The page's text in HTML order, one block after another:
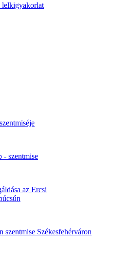
lelkigyakorlat
- szentmise
az Ercsi
szentmise Székesfehérváron